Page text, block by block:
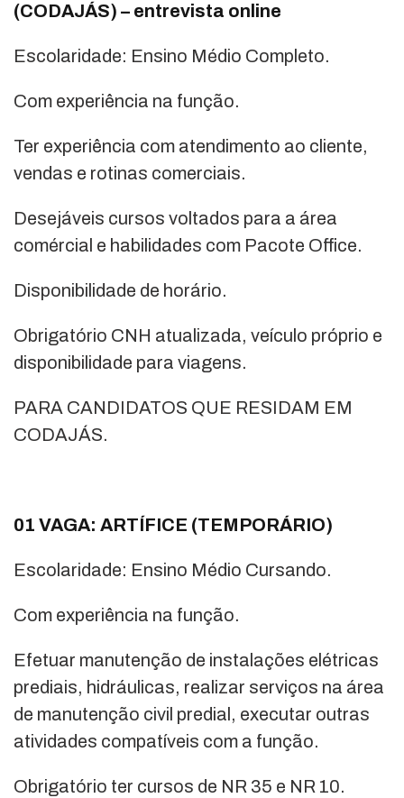
(CODAJÁS) – entrevista online
Escolaridade: Ensino Médio Completo.
Com experiência na função.
Ter experiência com atendimento ao cliente,
vendas e rotinas comerciais.
Desejáveis cursos voltados para a área
comércial e habilidades com Pacote Office.
Disponibilidade de horário.
Obrigatório CNH atualizada, veículo próprio e
disponibilidade para viagens.
PARA CANDIDATOS QUE RESIDAM EM
CODAJÁS.
01 VAGA: ARTÍFICE (TEMPORÁRIO)
Escolaridade: Ensino Médio Cursando.
Com experiência na função.
Efetuar manutenção de instalações elétricas
prediais, hidráulicas, realizar serviços na área
de manutenção civil predial, executar outras
atividades compatíveis com a função.
Obrigatório ter cursos de NR 35 e NR 10.